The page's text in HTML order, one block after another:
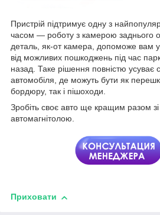
Пристрій підтримує одну з
часом — роботу з камерою заднього
деталь, як-от камера, допоможе вам
від можливих пошкоджень під час
назад. Таке рішення повністю усуває
автомобіля, де можуть бути як
бордюру, так і пішоходи.
Зробіть своє авто ще кращим разом
автомагнітолою.
Приховати